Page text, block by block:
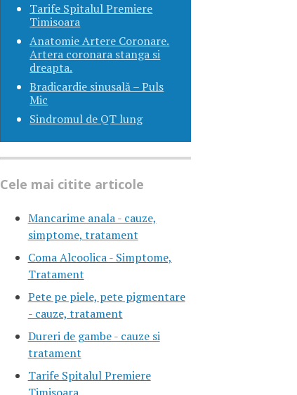
Tarife Spitalul Premiere
Timisoara
Anatomie Artere Coronare.
Artera coronara stanga si
dreapta.
Bradicardie sinusală – Puls
Mic
Sindromul de QT lung
Cele mai citite articole
Mancarime anala - cauze,
simptome, tratament
Coma Alcoolica - Simptome,
Tratament
Pete pe piele, pete pigmentare
- cauze, tratament
Dureri de gambe - cauze si
tratament
Tarife Spitalul Premiere
Timisoara